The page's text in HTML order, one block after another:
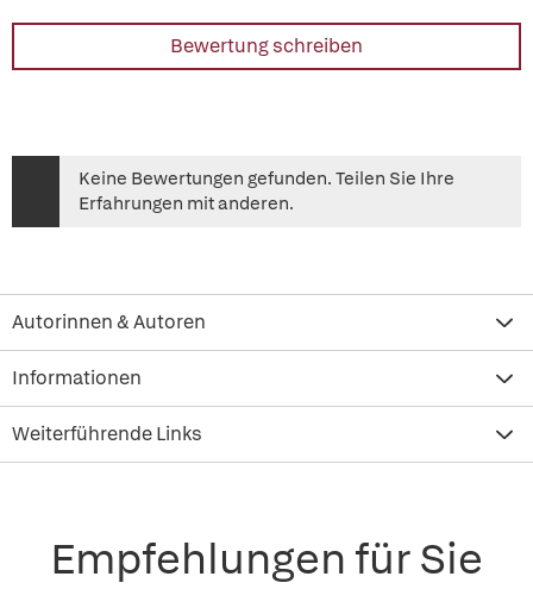
Bewertung schreiben
Keine Bewertungen gefunden. Teilen Sie Ihre
Erfahrungen mit anderen.
Autorinnen & Autoren
Informationen
Weiterführende Links
Empfehlungen für Sie